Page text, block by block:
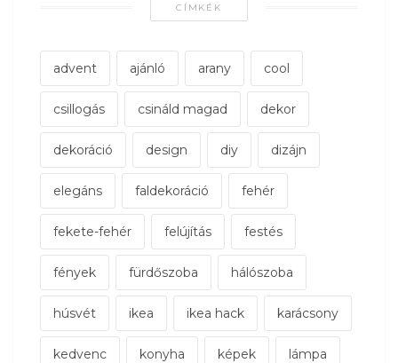
CÍMKÉK
advent ajánló arany cool
csillogás csináld magad dekor
dekoráció design diy dizájn
elegáns faldekoráció fehér
fekete-fehér felújítás festés
fények fürdőszoba hálószoba
húsvét ikea ikea hack karácsony
kedvenc konyha képek lámpa